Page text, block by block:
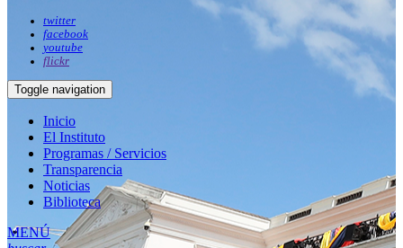
twitter
facebook
youtube
flickr
Toggle navigation
Inicio
El Instituto
Programas / Servicios
Transparencia
Noticias
Biblioteca
MENÚ